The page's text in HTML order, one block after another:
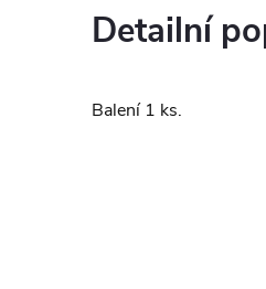
Detailní
Balení 1 ks.